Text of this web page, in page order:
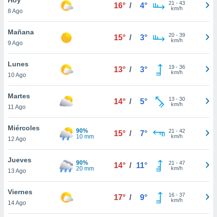
y
en
más
de
8 Ago
16° / 4° 21 - 43
km/h
Mañana
9 Ago
15° / 3° 20- 39
km/h
Lunes
10 Ago
13° / 3° 19- 36
km/h
Martes
11 Ago
14° / 5° 13- 30
km/h
Miércoles
12 Ago
90%
10 mm
15° / 7° 21 - 42
km/h
Jueves
13 Ago
90%
20 mm
14° / 11° 21 - 47
km/h
Viernes
14 Ago
17° / 9° 16- 37
km/h